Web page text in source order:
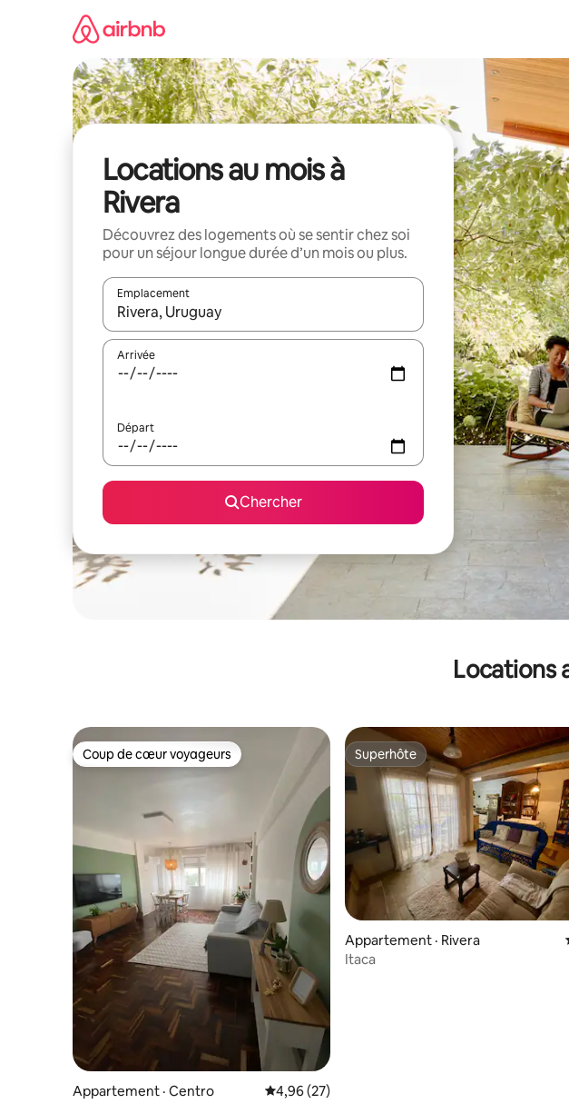
Locations au mois à
Rivera
Découvrez des logements où se sentir chez soi
pour un séjour longue durée d’un mois ou plus.
Emplacement
Quand les résultats sont affichés, parcourez-les en utilisant les flèches vers
Arrivée
Départ
Chercher
Locations
Coup de cœur voyageurs
Coup de cœur voyageurs
Appartement · Centro Note moyenne de 4,96 sur 5, 27 commentaires
4,96 (27)
Superhôte
Superhôte
Appartement · Rivera
Itaca